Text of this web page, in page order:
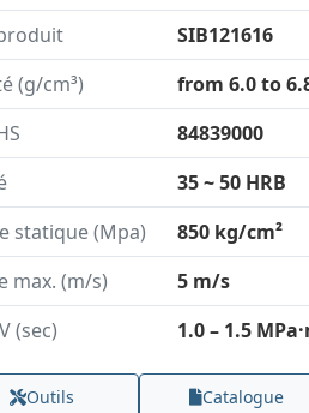
SIB121616
(g/cm³)
from 6.0 to
84839000
35 ~ 50 HRB
statique (Mpa)
850 kg/cm²
max. (m/s)
5 m/s
(sec)
1.0 – 1.5
Outils Catalogue